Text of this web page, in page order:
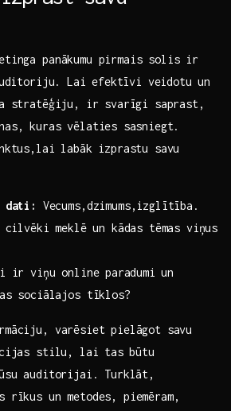
panākumu pirmais solis ir
⁤Lai efektīvi veidotu⁣ un
stratēģiju, ir svarīgi saprast,
kuras vēlaties ⁢sasniegt.
labāk izprastu savu
dati:
Vecums,dzimums,izglītība.
⁢cilvēki meklē‍ un kādas tēmas viņus
ir viņu online ⁤paradumi ⁤un
sociālajos tīklos?
varēsiet pielāgot savu
stilu, lai⁣ tas būtu
⁢auditorijai. Turklāt,
‌rīkus un metodes, ‍piemēram,